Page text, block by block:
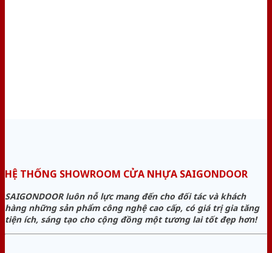
HỆ THỐNG SHOWROOM CỬA NHỰA SAIGONDOOR
SAIGONDOOR luôn nỗ lực mang đến cho đối tác và khách
hàng những sản phẩm công nghệ cao cấp, có giá trị gia tăng
tiện ích, sáng tạo cho cộng đồng một tương lai tốt đẹp hơn!